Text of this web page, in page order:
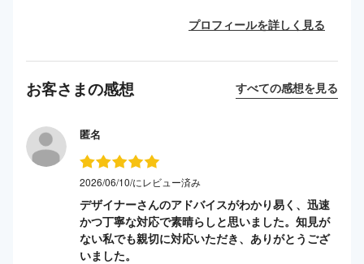
プロフィールを詳しく見る
お客さまの感想 すべての感想を見る
匿名
2026/06/10/にレビュー済み
デザイナーさんのアドバイスがわかり易く、迅速
かつ丁寧な対応で素晴らしと思いました。知見が
ない私でも親切に対応いただき、ありがとうござ
いました。